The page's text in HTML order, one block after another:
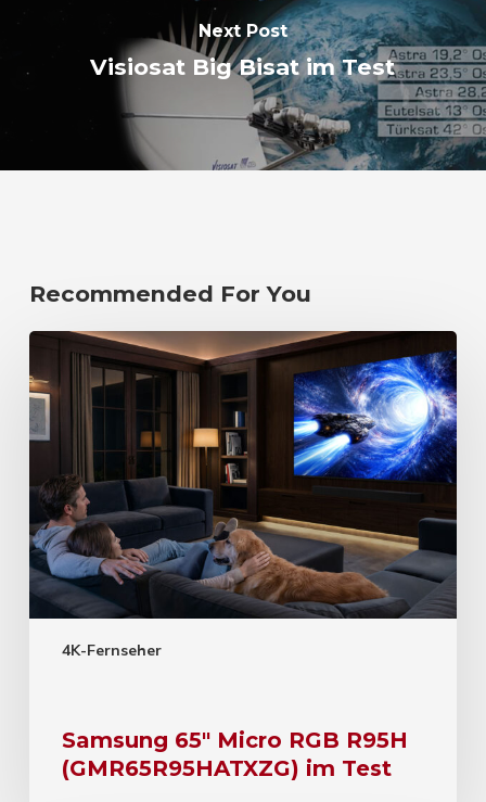
Next Post
Visiosat Big Bisat im Test
Recommended For You
4K-Fernseher
Samsung 65″ Micro RGB R95H
(GMR65R95HATXZG) im Test